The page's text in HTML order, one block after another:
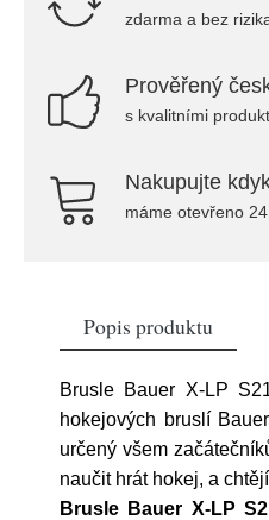
zdarma a bez
Prověřený
s kvalitními
Nakupujte
máme otevřeno
Popis produktu
Brusle Bauer X-LP
hokejových bruslí
určený všem
naučit hrát hokej, a
Brusle Bauer X-LP